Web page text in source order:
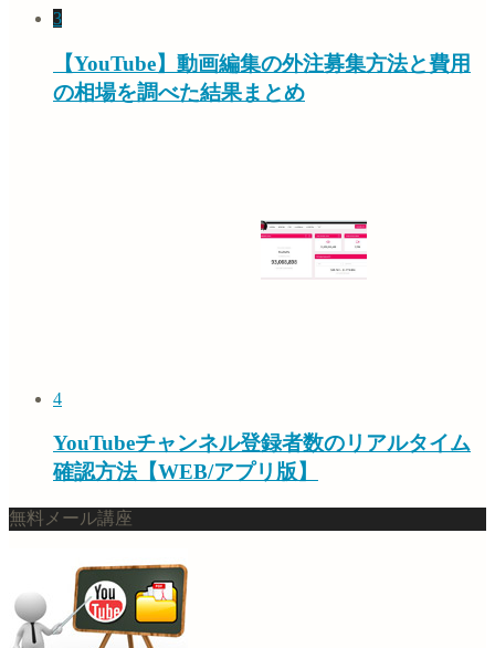
3
【YouTube】動画編集の外注募集方法と費用
の相場を調べた結果まとめ
4
YouTubeチャンネル登録者数のリアルタイム
確認方法【WEB/アプリ版】
無料メール講座